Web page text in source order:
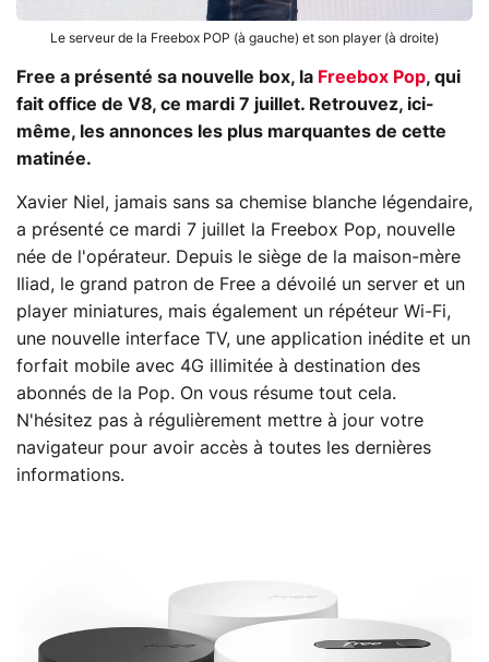
Le serveur de la Freebox POP (à gauche) et son player (à droite)
Free a présenté sa nouvelle box, la Freebox Pop, qui
fait office de V8, ce mardi 7 juillet. Retrouvez, ici-
même, les annonces les plus marquantes de cette
matinée.
Xavier Niel, jamais sans sa chemise blanche légendaire,
a présenté ce mardi 7 juillet la Freebox Pop, nouvelle
née de l'opérateur. Depuis le siège de la maison-mère
Iliad, le grand patron de Free a dévoilé un server et un
player miniatures, mais également un répéteur Wi-Fi,
une nouvelle interface TV, une application inédite et un
forfait mobile avec 4G illimitée à destination des
abonnés de la Pop. On vous résume tout cela.
N'hésitez pas à régulièrement mettre à jour votre
navigateur pour avoir accès à toutes les dernières
informations.